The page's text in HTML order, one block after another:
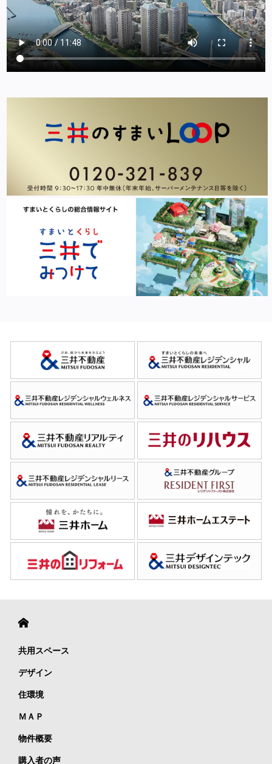
共用スペース
デザイン
住環境
ＭＡＰ
物件概要
購入者の声